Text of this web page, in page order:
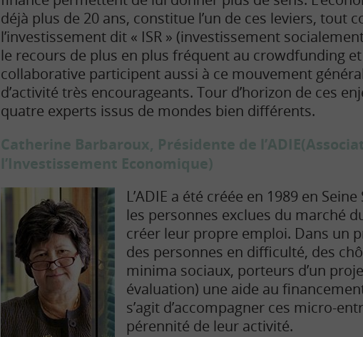
déjà plus de 20 ans, constitue l’un de ces leviers, tout
l’investissement dit « ISR » (investissement
le recours de plus en plus fréquent au crowdfunding et
collaborative participent aussi à ce mouvement
d’activité très encourageants. Tour d’horizon de ces
quatre experts issus de mondes bien différents.
Catherine Barbaroux, Présidente de
l’Investissement Economique)
L’ADIE a été créée en 1989 en
les personnes exclues du marché
créer leur propre emploi. Dans un
des personnes en difficulté, des
minima sociaux, porteurs d’un
évaluation) une aide au
s’agit d’accompagner ces micro-
pérennité de leur activité.